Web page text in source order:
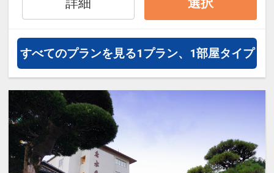
約）が可能なプランもございます。
【宿泊者特典】
宿泊者全員にウェルカムドリンクサ
ービスとして1階ラウンジにて生ビ
ールやハイボール、ソフトドリンク
などが飲み放題です。（15：00～
19：00）
【食事内容】
選択
すべてのプランを見る1プラン、1部屋タイプ